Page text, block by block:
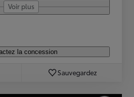
Voir plus
la concession
Sauvegardez